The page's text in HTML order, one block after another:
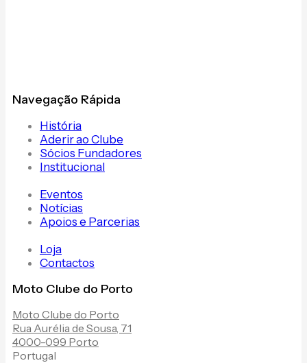
Navegação Rápida
História
Aderir ao Clube
Sócios Fundadores
Institucional
Eventos
Notícias
Apoios e Parcerias
Loja
Contactos
Moto Clube do Porto
Moto Clube do Porto
Rua Aurélia de Sousa, 71
4000-099 Porto
Portugal